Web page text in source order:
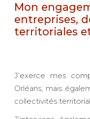
Mon
entreprises,
territoriales
J’exerce mes
Orléans, mais
collectivités